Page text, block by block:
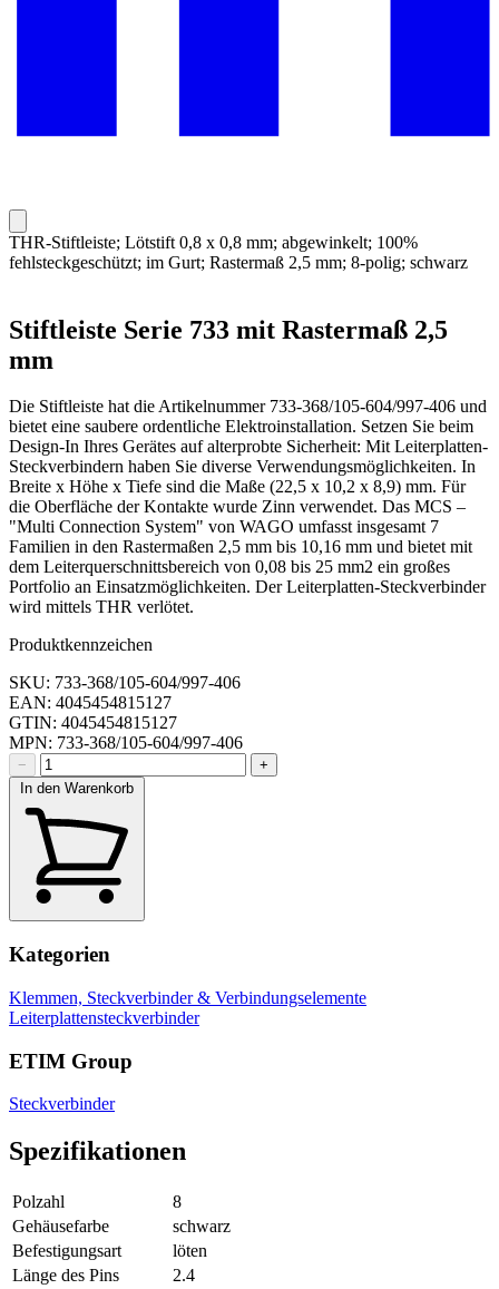
THR-Stiftleiste; Lötstift 0,8 x 0,8 mm; abgewinkelt; 100%
fehlsteckgeschützt; im Gurt; Rastermaß 2,5 mm; 8-polig; schwarz
Stiftleiste Serie 733 mit Rastermaß 2,5
mm
Die Stiftleiste hat die Artikelnummer 733-368/105-604/997-406 und
bietet eine saubere ordentliche Elektroinstallation. Setzen Sie beim
Design-In Ihres Gerätes auf alterprobte Sicherheit: Mit Leiterplatten-
Steckverbindern haben Sie diverse Verwendungsmöglichkeiten. In
Breite x Höhe x Tiefe sind die Maße (22,5 x 10,2 x 8,9) mm. Für
die Oberfläche der Kontakte wurde Zinn verwendet. Das MCS –
"Multi Connection System" von WAGO umfasst insgesamt 7
Familien in den Rastermaßen 2,5 mm bis 10,16 mm und bietet mit
dem Leiterquerschnittsbereich von 0,08 bis 25 mm2 ein großes
Portfolio an Einsatzmöglichkeiten. Der Leiterplatten-Steckverbinder
wird mittels THR verlötet.
Produktkennzeichen
SKU: 733-368/105-604/997-406
EAN: 4045454815127
GTIN: 4045454815127
MPN: 733-368/105-604/997-406
−
+
In den Warenkorb
Kategorien
Klemmen, Steckverbinder & Verbindungselemente
Leiterplattensteckverbinder
ETIM Group
Steckverbinder
Spezifikationen
Polzahl
8
Gehäusefarbe
schwarz
Befestigungsart
löten
Länge des Pins
2.4